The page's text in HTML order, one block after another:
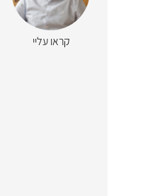
קראו עליי